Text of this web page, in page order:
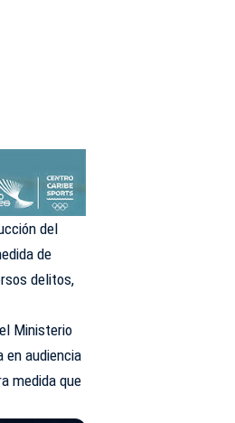
del
de
delitos,
Ministerio
en audiencia
medida que